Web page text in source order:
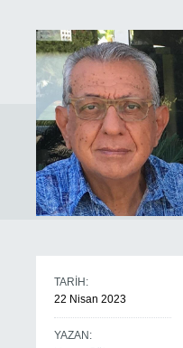
TARİH:
22 Nisan 2023
YAZAN: